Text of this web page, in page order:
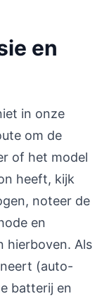
en
in onze
om de
of het model
heeft, kijk
noteer de
en
hierboven. Als
(auto-
batterij en